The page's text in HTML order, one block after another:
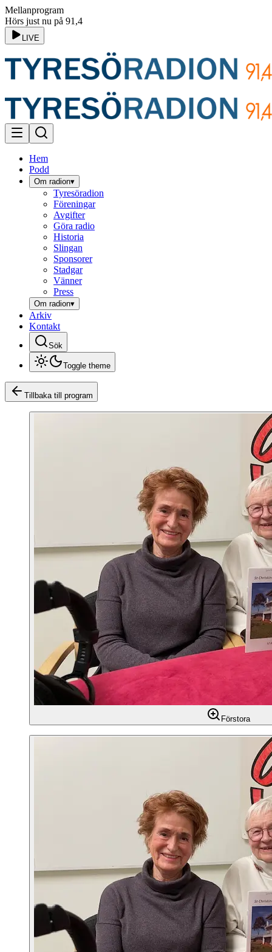
Mellanprogram
Hörs just nu på 91,4
LIVE
Hem
Podd
Om radion▾
Tyresöradion
Föreningar
Avgifter
Göra radio
Historia
Slingan
Sponsorer
Stadgar
Vänner
Press
Om radion▾
Arkiv
Kontakt
Sök
Toggle theme
Tillbaka till program
Förstora